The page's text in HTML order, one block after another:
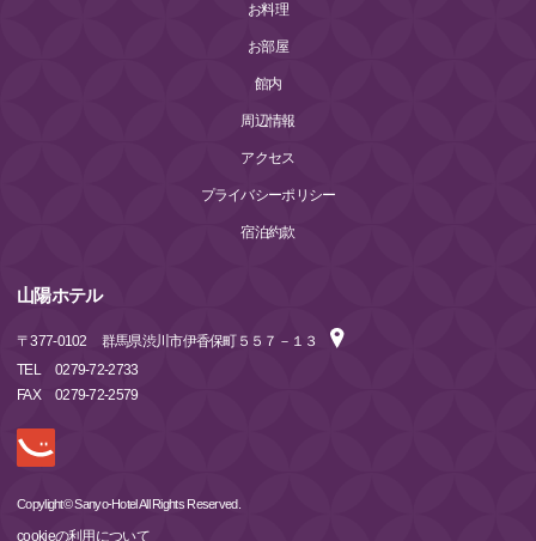
お料理
お部屋
館内
周辺情報
アクセス
プライバシーポリシー
宿泊約款
山陽ホテル
〒377-0102
群馬県渋川市伊香保町５５７－１３
TEL
0279-72-2733
FAX
0279-72-2579
Copylight© Sanyo-Hotel All Rights Reserved.
cookieの利用について